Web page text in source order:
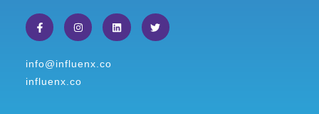
info@influenx.co
influenx.co